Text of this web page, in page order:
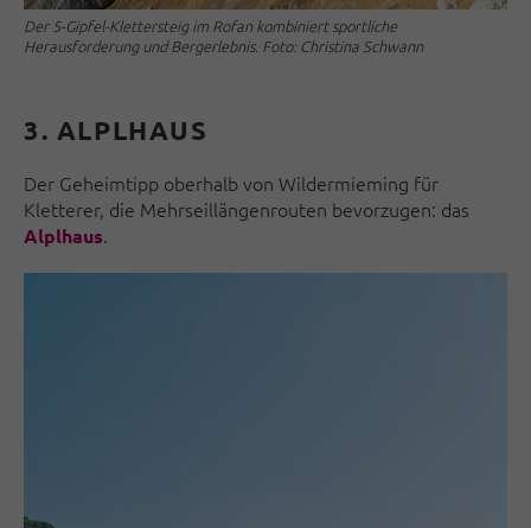
Der 5-Gipfel-Klettersteig im Rofan kombiniert sportliche
Herausforderung und Bergerlebnis. Foto: Christina Schwann
3. ALPLHAUS
Der Geheimtipp oberhalb von Wildermieming für
Kletterer, die Mehrseillängenrouten bevorzugen: das
Alplhaus.